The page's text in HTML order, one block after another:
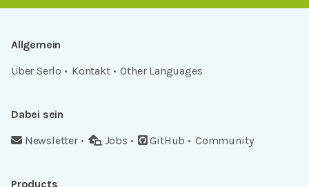
Allgemein
Über Serlo
Kontakt Other Languages
Dabei sein
Newsletter
Jobs GitHub Community
Products